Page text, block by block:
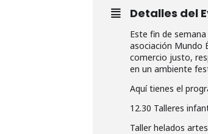
Detalles del
Este fin de
asociación Mundo
comercio justo,
en un ambiente
Aquí tienes el
12.30 Talleres
Taller helados